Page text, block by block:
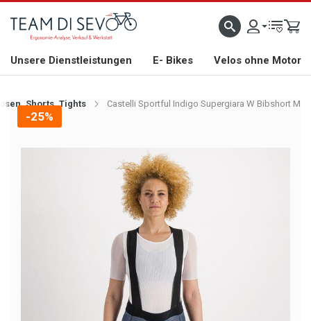
WILLKOMMEN GROSSE AUSWAHL AN RENNRÄDERN, GRAVEL, E-BIKES UND
Unsere Dienstleistungen E- Bikes Velos ohne Motor
Shorts, Tights Castelli Sportful Indigo Supergiara W Bibshort M
-25%